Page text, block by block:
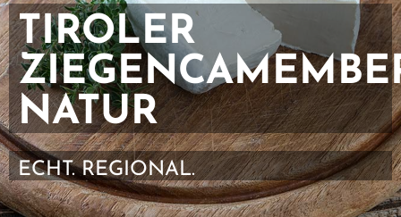
TIROLER
NATUR
ECHT. REGIONAL.